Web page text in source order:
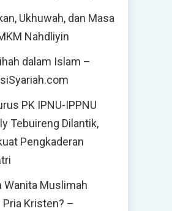
Ukhuwah, dan Masa
Nahdliyin
dalam Islam –
PK IPNU-IPPNU
Tebuireng Dilantik,
Pengkaderan
Wanita Muslimah
Pria Kristen? –